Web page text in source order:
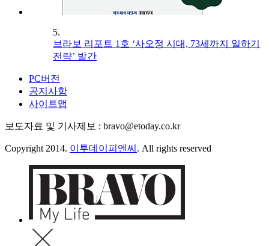
5.
브라보 리포트 1호 ‘사오정 시대, 73세까지 일하기
전략’ 발간
PC버전
공지사항
사이트맵
보도자료 및 기사제보 : bravo@etoday.co.kr
Copyright 2014. 이투데이피엔씨 . All rights reserved